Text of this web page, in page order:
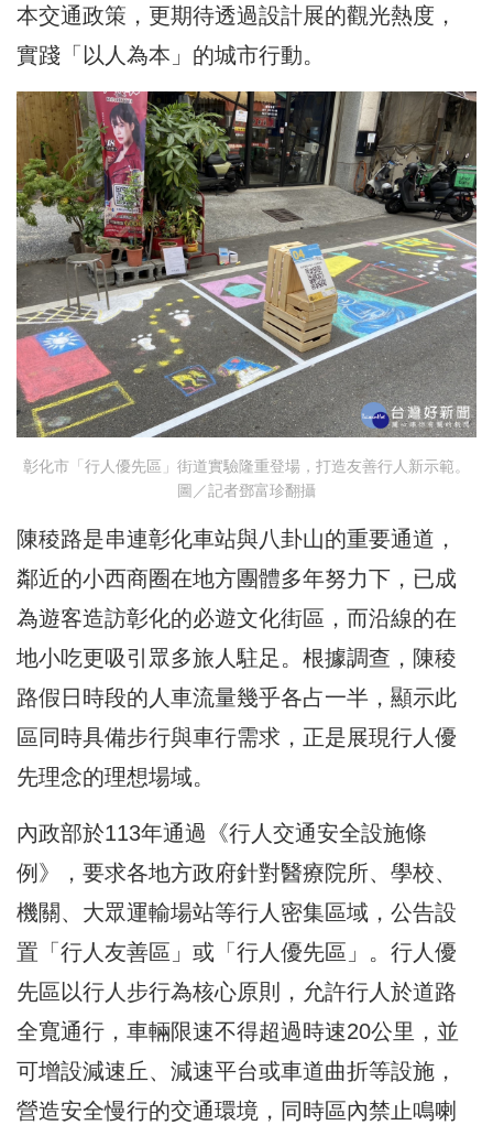
本交通政策，更期待透過設計展的觀光熱度，
實踐「以人為本」的城市行動。
彰化市「行人優先區」街道實驗隆重登場，打造友善行人新示範。
圖／記者鄧富珍翻攝
陳稜路是串連彰化車站與八卦山的重要通道，
鄰近的小西商圈在地方團體多年努力下，已成
為遊客造訪彰化的必遊文化街區，而沿線的在
地小吃更吸引眾多旅人駐足。根據調查，陳稜
路假日時段的人車流量幾乎各占一半，顯示此
區同時具備步行與車行需求，正是展現行人優
先理念的理想場域。
內政部於113年通過《行人交通安全設施條
例》，要求各地方政府針對醫療院所、學校、
機關、大眾運輸場站等行人密集區域，公告設
置「行人友善區」或「行人優先區」。行人優
先區以行人步行為核心原則，允許行人於道路
全寬通行，車輛限速不得超過時速20公里，並
可增設減速丘、減速平台或車道曲折等設施，
營造安全慢行的交通環境，同時區內禁止鳴喇